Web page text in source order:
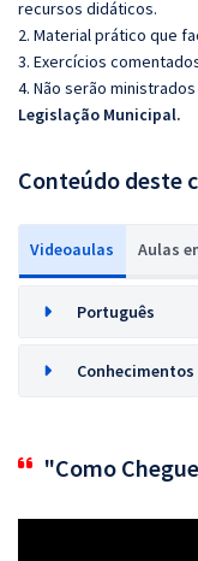
recursos didáticos.
2. Material prático que
3. Exercícios
4. Não serão ministrados
Legislação Municipal.
Conteúdo deste
Videoaulas Aulas
Português
"Como